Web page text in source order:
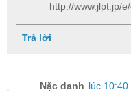
http://www.jlpt.jp/
Trả lời
Nặc danh lúc